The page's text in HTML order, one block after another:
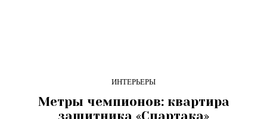
ИНТЕРЬЕРЫ
Метры чемпионов: квартира
защитника «Спартака»